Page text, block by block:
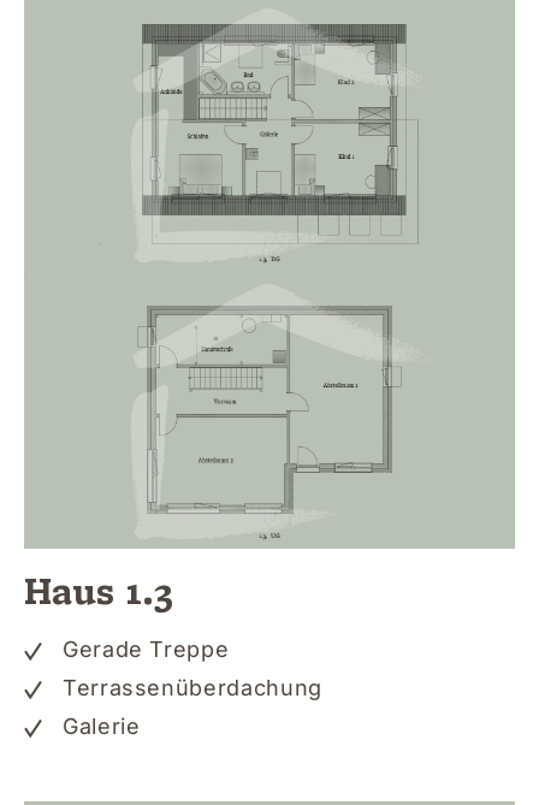
Haus 1.3
Gerade Treppe
Terrassenüberdachung
Galerie